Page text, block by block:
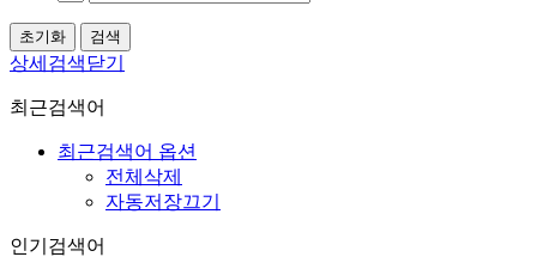
상세검색닫기
최근검색어
최근검색어 옵션
전체삭제
자동저장끄기
인기검색어